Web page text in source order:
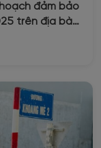
đảm bảo
trên địa bàn